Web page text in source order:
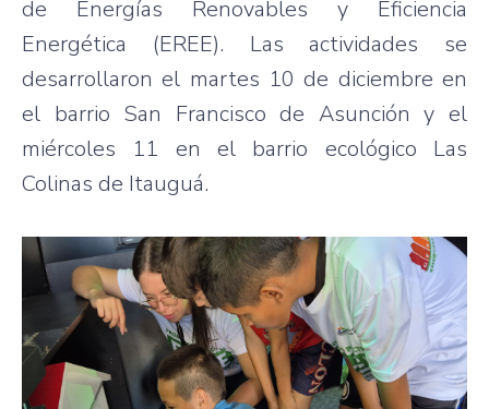
de Energías Renovables y Eficiencia
Energética (EREE). Las actividades se
desarrollaron el martes 10 de diciembre en
el barrio San Francisco de Asunción y el
miércoles 11 en el barrio ecológico Las
Colinas de Itauguá.